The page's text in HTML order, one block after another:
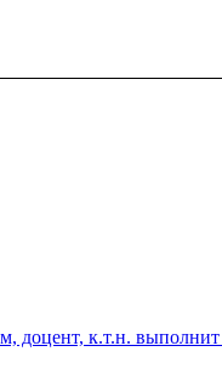
доцент, к.т.н.